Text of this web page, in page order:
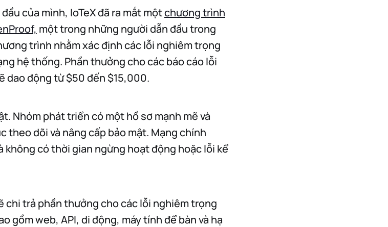
của mình, IoTeX đã ra mắt mộtchương trình
một trong những người dẫn đầu trong
trình nhằm xác định các lỗi nghiêm trọng
hệ thống. Phần thưởng cho các báo cáo lỗi
dao động từ $50 đến $15,000.
Nhóm phát triển có một hồ sơ mạnh mẽ và
theo dõi và nâng cấp bảo mật. Mạng chính
không có thời gian ngừng hoạt động hoặc lỗi kể
chi trả phần thưởng cho các lỗi nghiêm trọng
gồm web, API, di động, máy tính để bàn và hạ